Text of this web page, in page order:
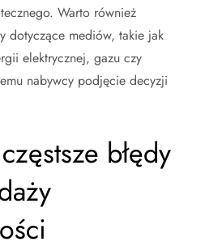
Warto również
dotyczące mediów, takie jak
elektrycznej, gazu czy
nabywcy podjęcie decyzji
błędy